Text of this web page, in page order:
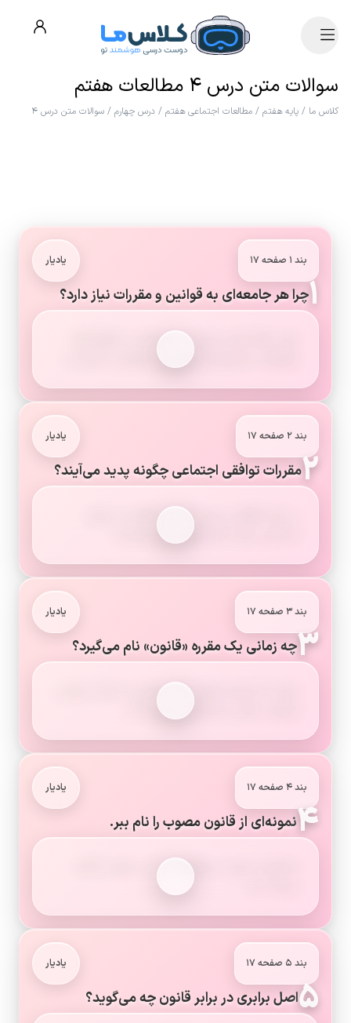
سوالات متن درس ۴ مطالعات هفتم
کلاس ما / پایه هفتم / مطالعات اجتماعی هفتم / درس چهارم / سوالات متن درس ۴
بند ۱ صفحه ۱۷ یادیار
۱چرا هر جامعه‌ای به قوانین و مقررات نیاز دارد؟
برای حفظ نظم و امنیت و پاسداشت حقوق افراد،
جوامع به مجموعه‌ای از مقررات و قوانین نیازمندند.
بند ۲ صفحه ۱۷ یادیار
۲مقررات توافقی اجتماعی چگونه پدید می‌آیند؟
بر پایه توافق و رعایت اصول اخلاقی یا رسوم
اجتماعی برای حفظ نظم شکل می‌گیرند.
بند ۳ صفحه ۱۷ یادیار
۳چه زمانی یک مقرره «قانون» نام می‌گیرد؟
زمانی که توسط نهادی دارای صلاحیت مانند مجلس
تصویب شود و ضمانت اجرا پیدا کند.
بند ۴ صفحه ۱۷ یادیار
۴نمونه‌ای از قانون مصوب را نام ببر.
ممنوعیت عبور از چراغ قرمز که در صورت تخلف
بند ۵ صفحه ۱۷ یادیار
۵اصل برابری در برابر قانون چه می‌گوید؟